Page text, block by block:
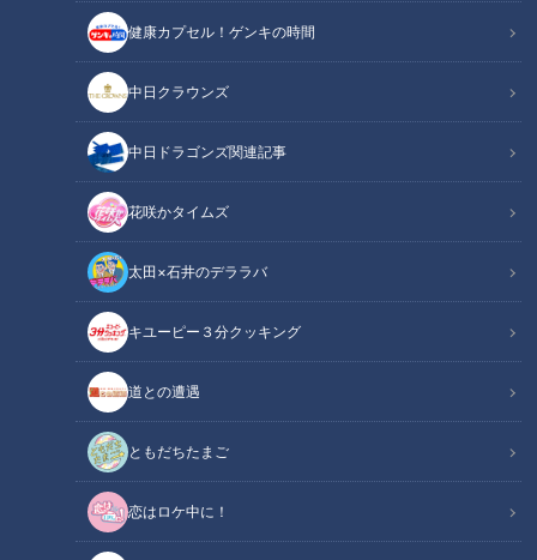
健康カプセル！ゲンキの時間
中日クラウンズ
中日ドラゴンズ関連記事
花咲かタイムズ
太田×石井のデララバ
キユーピー３分クッキング
道との遭遇
ともだちたまご
恋はロケ中に！
記事に戻る
CBCテレビ『花咲かタイムズ』
この記事の画像（全11枚）